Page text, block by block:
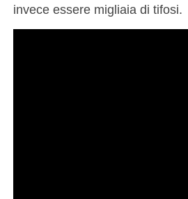
invece essere migliaia di tifosi.